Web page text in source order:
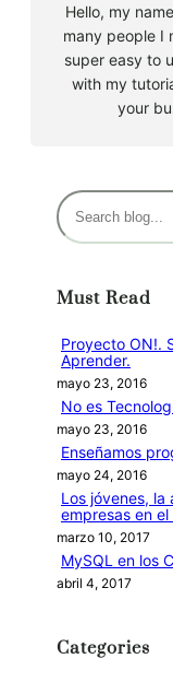
Hello, my
many people I
super easy to
with my
your
B
u
a
Must Read
Proyecto ON!.
Aprender.
mayo 23, 2016
No es
mayo 23, 2016
Enseñamos
mayo 24, 2016
Los jóvenes,
empresas en
marzo 10, 2017
MySQL en los
abril 4, 2017
Categories